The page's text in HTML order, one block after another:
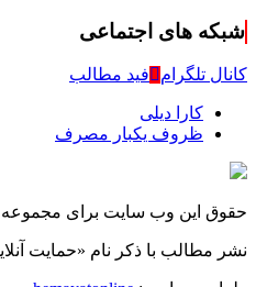
شبکه های اجتماعی
کانال تلگرام فید مطالب
کارا دیلی
ظروف یکبار مصرف
حقوق این وب سایت برای
نشر مطالب با ذکر نام «حمایت‌